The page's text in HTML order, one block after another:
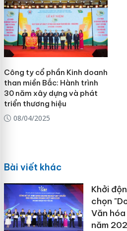
Công ty cổ phần Kinh doanh
than miền Bắc: Hành trình
30 năm xây dựng và phát
triển thương hiệu
08/04/2025
Bài viết khác
Khởi
chọn
Văn
năm